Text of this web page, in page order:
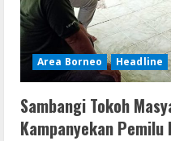
Area Borneo Headline
Sambangi Tokoh
Kampanyekan Pemilu